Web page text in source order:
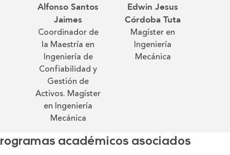
Alfonso Santos
Jaimes
Coordinador de
la Maestría en
Ingeniería de
Confiabilidad y
Gestión de
Activos. Magíster
en Ingeniería
Mecánica
Edwin Jesus
Córdoba Tuta
Magíster en
Ingeniería
Mecánica
académicos asociados